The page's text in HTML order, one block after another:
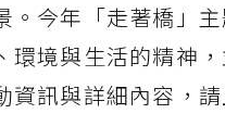
。今年「走著橋」
環境與生活的精神
資訊與詳細內容，